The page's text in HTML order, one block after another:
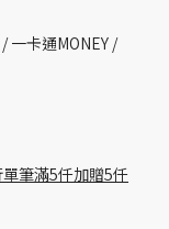
一卡通MONEY /
筆滿5仟加贈5仟